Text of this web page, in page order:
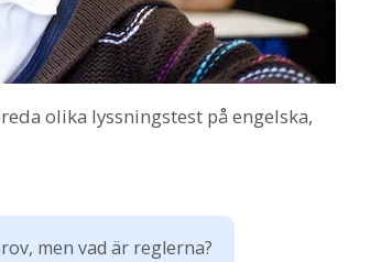
olika lyssningstest på engelska,
men vad är reglerna?